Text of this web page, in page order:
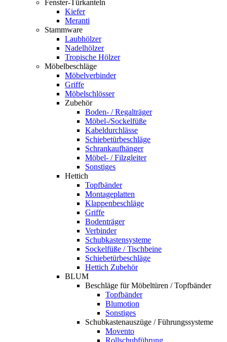
Fenster-Türkanteln
Kiefer
Meranti
Stammware
Laubhölzer
Nadelhölzer
Tropische Hölzer
Möbelbeschläge
Möbelverbinder
Griffe
Möbelschlösser
Zubehör
Boden- / Regalträger
Möbel-/Sockelfüße
Kabeldurchlässe
Schiebetürbeschläge
Schrankaufhänger
Möbel- / Filzgleiter
Sonstiges
Hettich
Topfbänder
Montageplatten
Klappenbeschläge
Griffe
Bodenträger
Verbinder
Schubkastensysteme
Sockelfüße / Tischbeine
Schiebetürbeschläge
Hettich Zubehör
BLUM
Beschläge für Möbeltüren / Topfbänder
Topfbänder
Blumotion
Sonstiges
Schubkastenauszüge / Führungssysteme
Movento